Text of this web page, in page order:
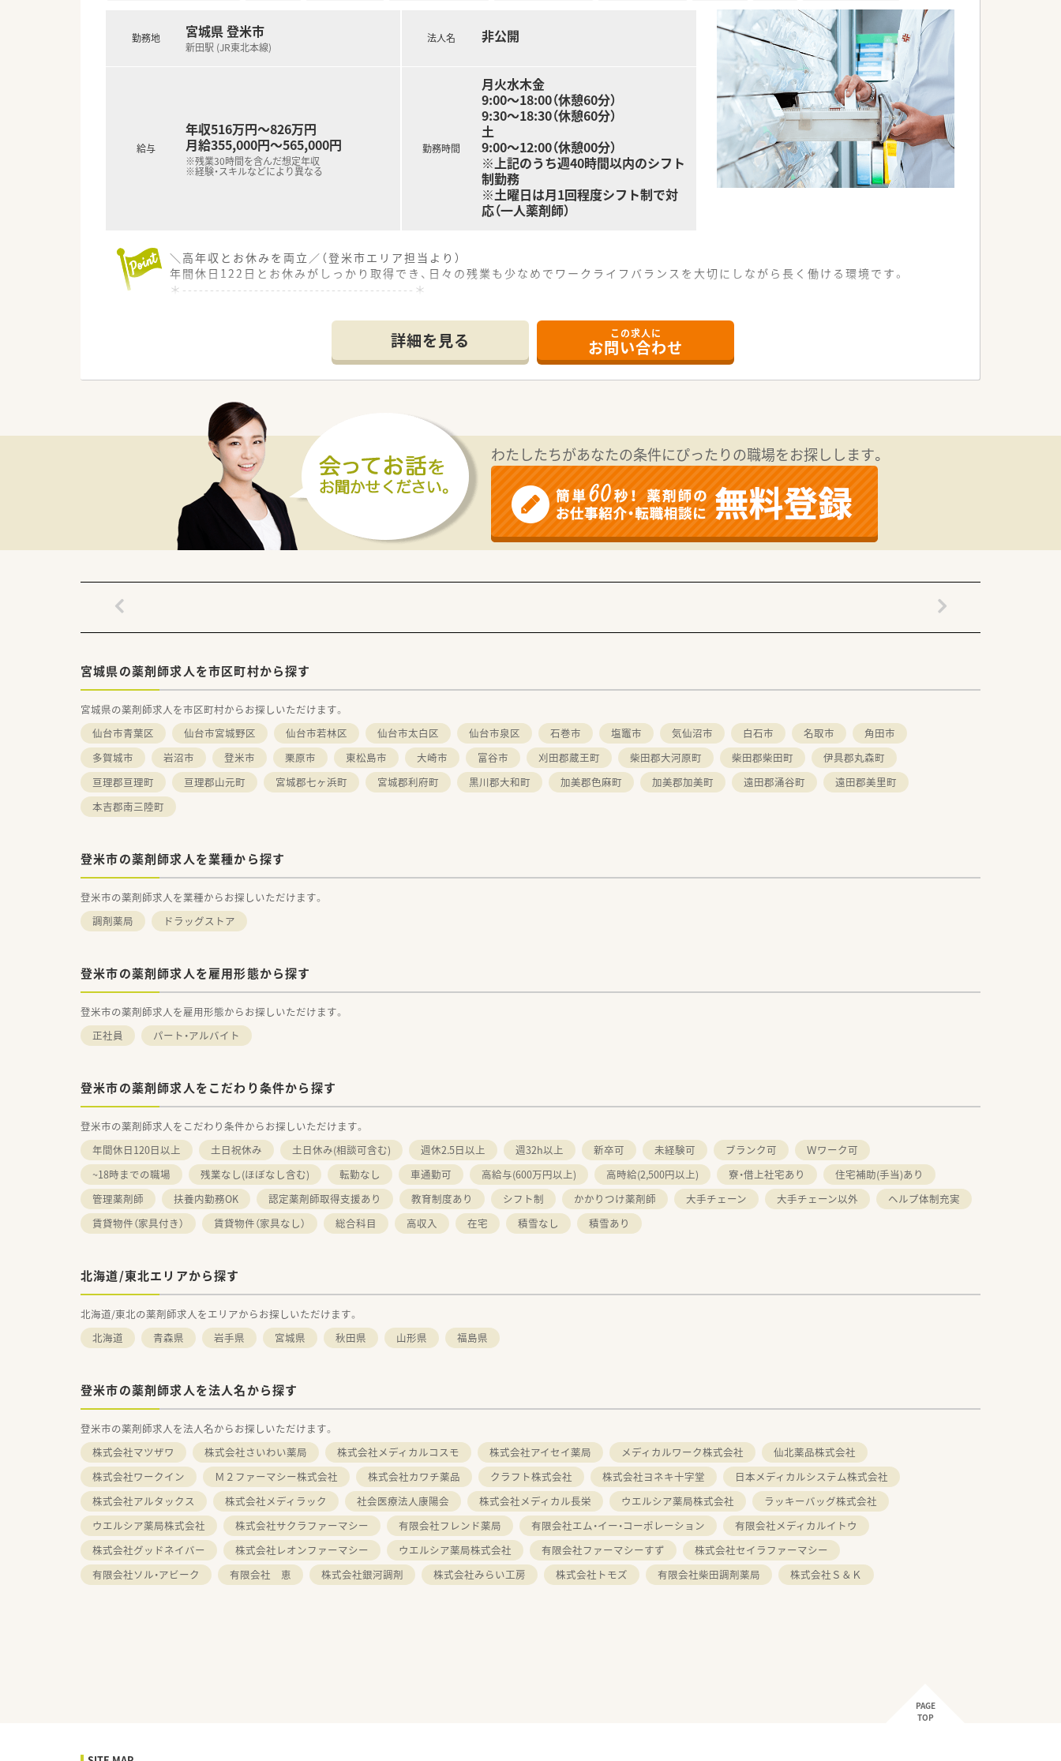
勤務地 宮城県 登米市
新田駅 (JR東北本線)
給与
年収516万円～826万円
月給355,000円～565,000円
※残業30時間を含んだ想定年収
※経験・スキルなどにより異なる
法人名 非公開
勤務時間
月火水木金
9:00～18:00（休憩60分）
9:30～18:30（休憩60分）
土
9:00～12:00（休憩00分）
※上記のうち週40時間以内のシフト
制勤務
※土曜日は月1回程度シフト制で対
応（一人薬剤師）
＼高年収とお休みを両立／（登米市エリア担当より）
年間休日122日とお休みがしっかり取得でき、日々の残業も少なめでワークライフバランスを大切にしながら長く働ける環境です。
＊------------------------------------------＊
【店舗情報と応需状況について】
■最寄り駅の新田駅からはお車で約20分の距離に位置しており、毎日のマイカー通勤を快適に行っていただける店舗となっています。
■目の前にある市民病院からの総合科目を1日あたり約60枚応需しており、幅広い疾患について実践的に学べる学習環境です。
■勤務するスタッフは常勤薬剤師3名とパート1名に事務員4名という体制で、協力しながらスムーズに日々の業務に取り組んでいます。
【法人特徴について】
■医療や介護や福祉など5つの事業を柱とする健康の総合商社として、地域住民の生活を包括的にサポートしている大手企業です。
■在宅医療と生涯研修とキャリアアップ制度の3つを経営の軸に据えており、長期にわたり安心して勤務できる安定した基盤がありま
■5年先を歩く薬局を目指してドライブスルー薬局を先駆けて設置するなど、既存の枠組みに捉われず挑戦し続ける企業風土です。
【職場環境と雰囲気】
■お手製の看板を作成したりOTC医薬品の販促イベントを企画したりと、スタッフ全員で明るく楽しく店舗運営を行っている職場です。
■薬剤師4名と事務員4名の手厚い人員体制が整っており、多忙な時間帯でも互いに助け合いながら笑顔で業務に取り組める環境です。
■産前産後休暇や育児休暇を取得したスタッフが多数活躍しており、ライフステージが変化しても長く働き続けられる温かい雰囲気で
詳細を見る この求人に
お問い合わせ
わたしたちがあなたの条件にぴったりの職場をお探しします。
宮城県の薬剤師求人を市区町村から探す
宮城県の薬剤師求人を市区町村からお探しいただけます。
仙台市青葉区
仙台市宮城野区 仙台市若林区 仙台市太白区 仙台市泉区 石巻市 塩竈市 気仙沼市 白石市 名取市
角田市
多賀城市
岩沼市 登米市 栗原市 東松島市 大崎市 富谷市 刈田郡蔵王町 柴田郡大河原町 柴田郡柴田町
伊具郡丸森町
亘理郡亘理町
亘理郡山元町 宮城郡七ヶ浜町 宮城郡利府町 黒川郡大和町 加美郡色麻町 加美郡加美町 遠田郡涌谷町
遠田郡美里町
本吉郡南三陸町
登米市の薬剤師求人を業種から探す
登米市の薬剤師求人を業種からお探しいただけます。
調剤薬局
ドラッグストア
登米市の薬剤師求人を雇用形態から探す
登米市の薬剤師求人を雇用形態からお探しいただけます。
正社員
パート・アルバイト
登米市の薬剤師求人をこだわり条件から探す
登米市の薬剤師求人をこだわり条件からお探しいただけます。
年間休日120日以上
土日祝休み 土日休み(相談可含む) 週休2.5日以上 週32h以上 新卒可 未経験可 ブランク可
Ｗワーク可
~18時までの職場
残業なし(ほぼなし含む) 転勤なし 車通勤可 高給与(600万円以上) 高時給(2,500円以上) 寮・借上社宅あり
住宅補助(手当)あり
管理薬剤師
扶養内勤務OK 認定薬剤師取得支援あり 教育制度あり シフト制 かかりつけ薬剤師 大手チェーン 大手チェーン以外
ヘルプ体制充実
賃貸物件（家具付き）
賃貸物件（家具なし） 総合科目 高収入 在宅 積雪なし 積雪あり
北海道/東北エリアから探す
北海道/東北の薬剤師求人をエリアからお探しいただけます。
北海道
青森県 岩手県 宮城県 秋田県 山形県 福島県
登米市の薬剤師求人を法人名から探す
登米市の薬剤師求人を法人名からお探しいただけます。
株式会社マツザワ
株式会社さいわい薬局 株式会社メディカルコスモ 株式会社アイセイ薬局 メディカルワーク株式会社
仙北薬品株式会社
株式会社ワークイン
Ｍ２ファーマシー株式会社 株式会社カワチ薬品 クラフト株式会社 株式会社ヨネキ十字堂
日本メディカルシステム株式会社
株式会社アルタックス
株式会社メディラック 社会医療法人康陽会 株式会社メディカル長栄 ウエルシア薬局株式会社
ラッキーバッグ株式会社
ウエルシア薬局株式会社
株式会社サクラファーマシー 有限会社フレンド薬局 有限会社エム・イー・コーポレーション
有限会社メディカルイトウ
株式会社グッドネイバー
株式会社レオンファーマシー ウエルシア薬局株式会社 有限会社ファーマシーすず
株式会社セイラファーマシー
有限会社ソル・アビーク
有限会社 恵 株式会社銀河調剤 株式会社みらい工房 株式会社トモズ 有限会社柴田調剤薬局 株式会社Ｓ＆Ｋ
PAGE
TOP